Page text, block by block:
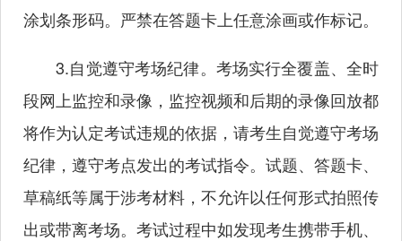
涂划条形码。严禁在答题卡上任意涂画或作标记。
3.自觉遵守考场纪律。考场实行全覆盖、全时
段网上监控和录像，监控视频和后期的录像回放都
将作为认定考试违规的依据，请考生自觉遵守考场
纪律，遵守考点发出的考试指令。试题、答题卡、
草稿纸等属于涉考材料，不允许以任何形式拍照传
出或带离考场。考试过程中如发现考生携带手机、